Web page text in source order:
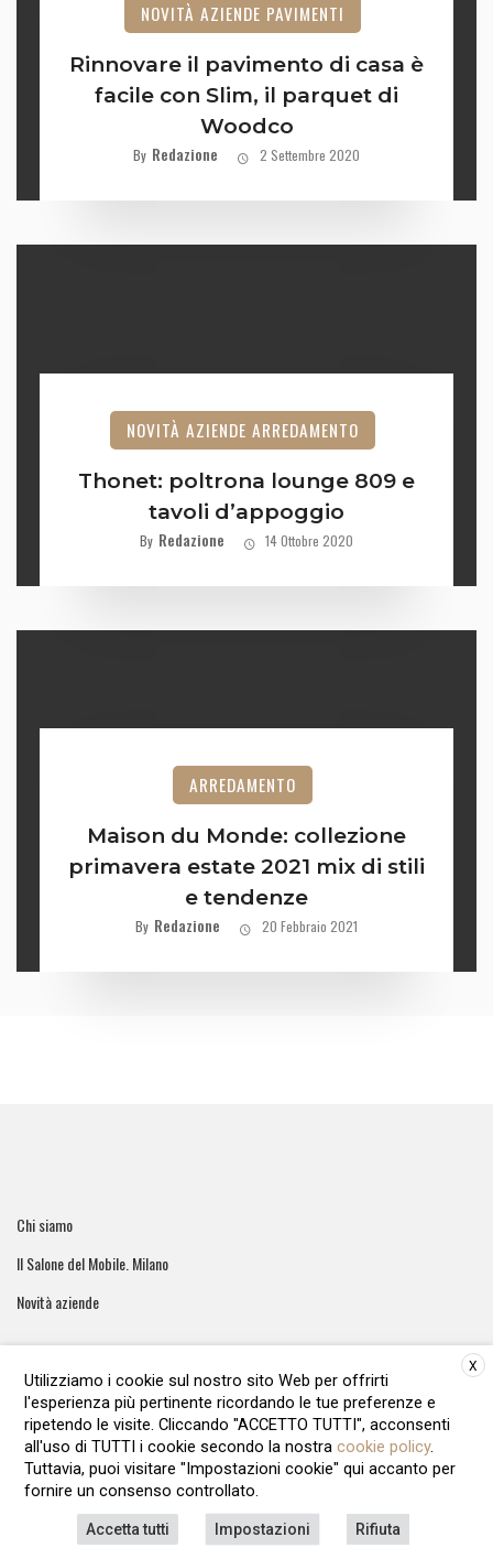
NOVITÀ AZIENDE PAVIMENTI
Rinnovare il pavimento di casa è
facile con Slim, il parquet di
Woodco
By Redazione 2 Settembre 2020
NOVITÀ AZIENDE ARREDAMENTO
Thonet: poltrona lounge 809 e
tavoli d’appoggio
By Redazione 14 Ottobre 2020
ARREDAMENTO
Maison du Monde: collezione
primavera estate 2021 mix di stili
e tendenze
By Redazione 20 Febbraio 2021
Chi siamo
Il Salone del Mobile. Milano
Novità aziende
ArreCasa e' una testata giornalistica registrata al tribunale di
Roma - Numero 51/2016 Direttore responsabile: Raffaella Roani
Editore: ARvis.it - Via Alessandria 88 00198 Roma - 09041871006
REA1135122 - Cap.soc.12.500 € i.v
LAVORA CON NOI PRIVACY POLICY COOKIE POLICY
X
Utilizziamo i cookie sul nostro sito Web per offrirti
l'esperienza più pertinente ricordando le tue preferenze e
ripetendo le visite. Cliccando "ACCETTO TUTTI", acconsenti
all'uso di TUTTI i cookie secondo la nostra cookie policy.
Tuttavia, puoi visitare "Impostazioni cookie" qui accanto per
fornire un consenso controllato.
Accetta tutti Impostazioni Rifiuta